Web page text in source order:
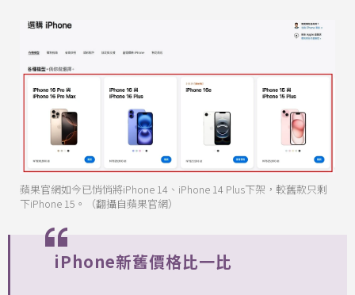
蘋果官網如今已悄悄將iPhone 14、iPhone 14 Plus下架，較舊款只剩
下iPhone 15。（翻攝自蘋果官網）
iPhone新舊價格比一比